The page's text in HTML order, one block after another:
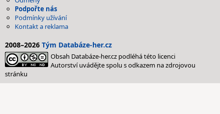
Podpořte nás
Podmínky užívání
Kontakt a reklama
2008–2026 Tým Databáze-her.cz
Obsah Databáze-her.cz podléhá této licenci
Autorství uvádějte spolu s odkazem na zdrojovou
stránku